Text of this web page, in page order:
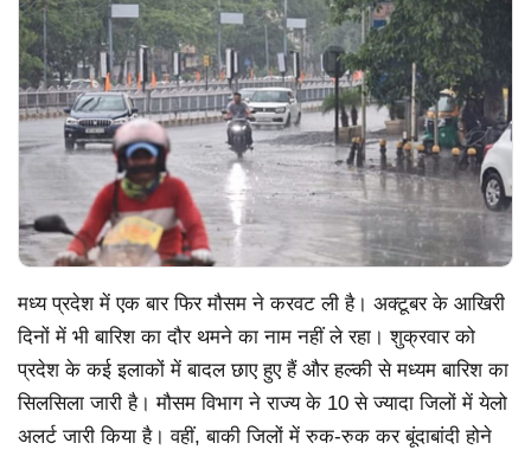
मध्य प्रदेश में एक बार फिर मौसम ने करवट ली है। अक्टूबर के आखिरी
दिनों में भी बारिश का दौर थमने का नाम नहीं ले रहा। शुक्रवार को
प्रदेश के कई इलाकों में बादल छाए हुए हैं और हल्की से मध्यम बारिश का
सिलसिला जारी है। मौसम विभाग ने राज्य के 10 से ज्यादा जिलों में येलो
अलर्ट जारी किया है। वहीं, बाकी जिलों में रुक-रुक कर बूंदाबांदी होने